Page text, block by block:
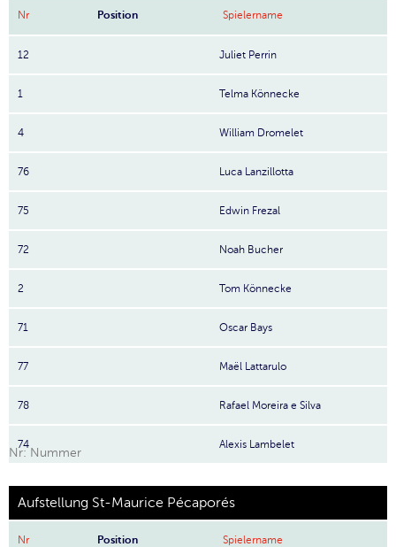
Nr Position Spielername
12 Juliet Perrin
1 Telma Könnecke
4 William Dromelet
76 Luca Lanzillotta
75 Edwin Frezal
72 Noah Bucher
2 Tom Könnecke
71 Oscar Bays
77 Maël Lattarulo
78 Rafael Moreira e Silva
74 Alexis Lambelet
Nr: Nummer
Aufstellung St-Maurice Pécaporés
Nr Position Spielername